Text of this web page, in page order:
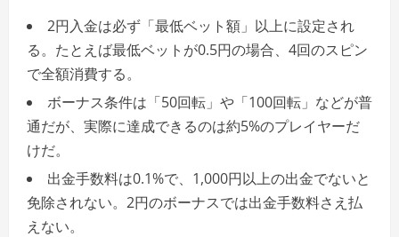
2円入金は必ず「最低ベット額」以上に設定され
る。たとえば最低ベットが0.5円の場合、4回のスピン
で全額消費する。
ボーナス条件は「50回転」や「100回転」などが普
通だが、実際に達成できるのは約5%のプレイヤーだ
けだ。
出金手数料は0.1%で、1,000円以上の出金でないと
免除されない。2円のボーナスでは出金手数料さえ払
えない。